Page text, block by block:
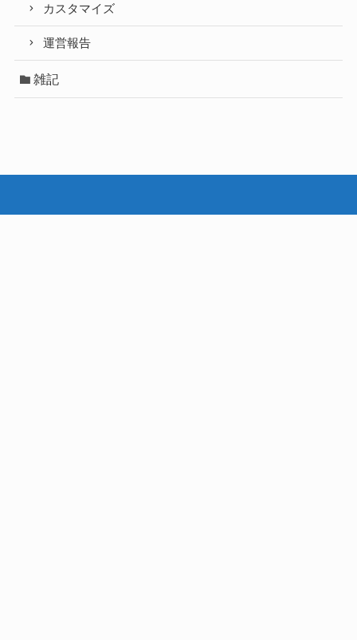
カスタマイズ
運営報告
雑記